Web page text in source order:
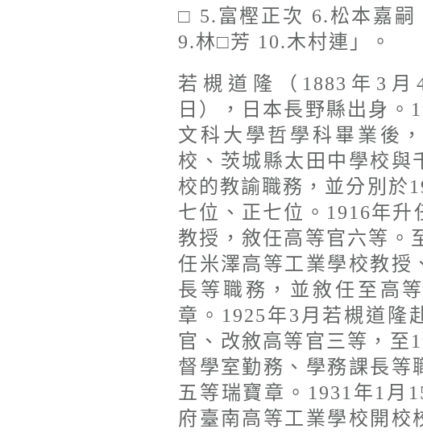
□ 5.富樫正次 6.松本嘉
9.林□芳 10.木村連」。
若槻道隆（1883年3月
日），日本長野縣出身。
文科大學哲學科畢業後
校、茨城縣太田中學校與
校的教諭職務，並分別於
七位、正七位。1916年升
教授，敘任高等官六等。
任米澤高等工業學校教授
長等職務，並敘任至高
章。1925年3月若槻道隆
官、改敘高等官三等，至
督學室勤務、學務課長等
五等瑞寶章。1931年1月
府臺南高等工業學校開校